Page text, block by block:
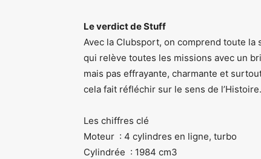
Le verdict de Stuff
Avec la Clubsport, on comprend toute la
qui relève toutes les missions avec un
mais pas effrayante, charmante et
cela fait réfléchir sur le sens de
Les chiffres clé
Moteur : 4 cylindres en ligne, turbo
Cylindrée : 1984 cm3